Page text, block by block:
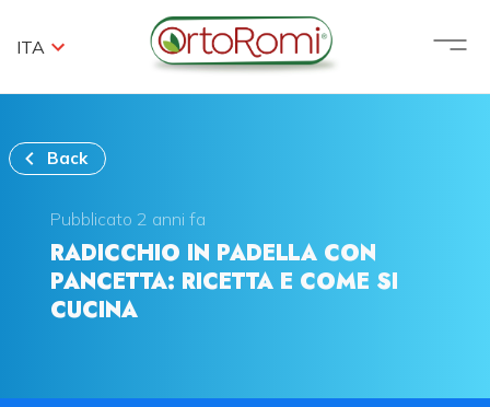
ITA
Back
Pubblicato 2 anni fa
RADICCHIO IN PADELLA CON
PANCETTA: RICETTA E COME SI
CUCINA